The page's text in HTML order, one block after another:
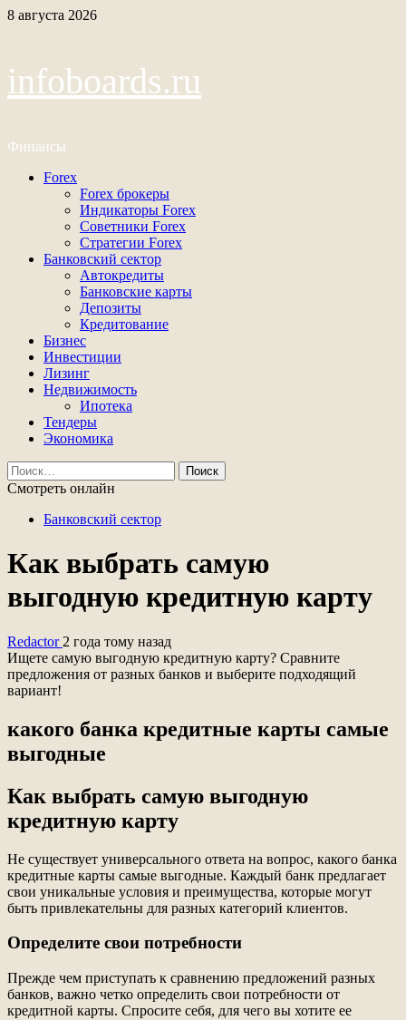
Перейти
8 августа 2026
infoboards.ru
Финансы
Основное
Forex
Forex брокеры
Индикаторы Forex
Советники Forex
Стратегии Forex
Банковский сектор
Автокредиты
Банковские карты
Депозиты
Кредитование
Бизнес
Инвестиции
Лизинг
Недвижимость
Ипотека
Тендеры
Экономика
Найти:
Смотреть онлайн
Банковский сектор
Как выбрать самую
выгодную кредитную карту
Redactor 2 года тому назад
Ищете самую выгодную кредитную карту? Сравните
предложения от разных банков и выберите подходящий
вариант!
какого банка кредитные карты самые
выгодные
Как выбрать самую выгодную
кредитную карту
Не существует универсального ответа на вопрос, какого банка
кредитные карты самые выгодные. Каждый банк предлагает
свои уникальные условия и преимущества, которые могут
быть привлекательны для разных категорий клиентов.
Определите свои потребности
Прежде чем приступать к сравнению предложений разных
банков, важно четко определить свои потребности от
кредитной карты. Спросите себя, для чего вы хотите ее